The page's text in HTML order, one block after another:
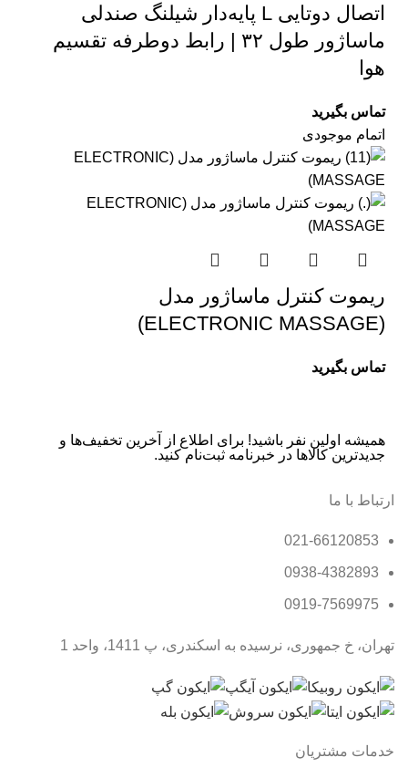
اتصال دوتایی L پایه‌دار شیلنگ صندلی
ماساژور طول ۳۲ | رابط دوطرفه تقسیم
هوا
تماس بگیرید
اتمام موجودی
ریموت کنترل ماساژور مدل
(ELECTRONIC MASSAGE)
تماس بگیرید
همیشه اولین نفر باشید! برای اطلاع از آخرین تخفیف‌ها و
جدیدترین کالاها در خبرنامه ثبت‌نام کنید.
ارتباط با ما
021-66120853
0938-4382893
0919-7569975
تهران، خ جمهوری، نرسیده به اسکندری، پ 1411، واحد 1
خدمات مشتریان